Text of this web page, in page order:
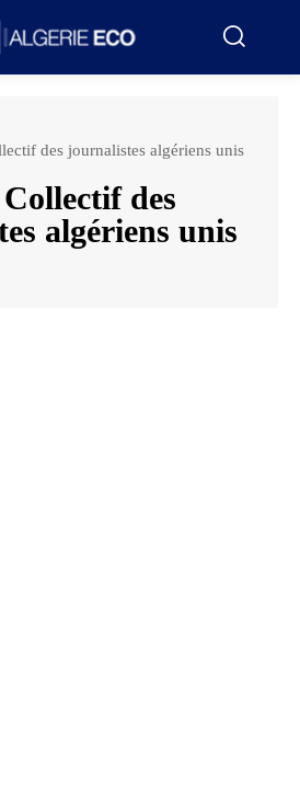
des journalistes algériens unis
Collectif des
algériens unis